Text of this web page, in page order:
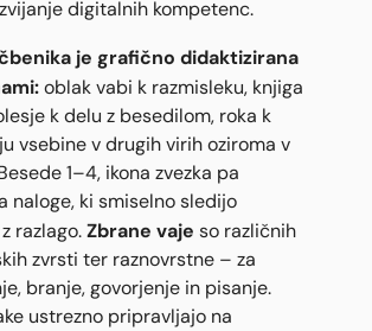
digitalnih kompetenc.
je grafično didaktizirana
oblak vabi k razmisleku, knjiga
k delu z besedilom, roka k
vsebine v drugih virih oziroma v
1–4, ikona zvezka pa
naloge, ki smiselno sledijo
razlago. Zbrane vaje so različnih
zvrsti ter raznovrstne – za
branje, govorjenje in pisanje.
ustrezno pripravljajo na